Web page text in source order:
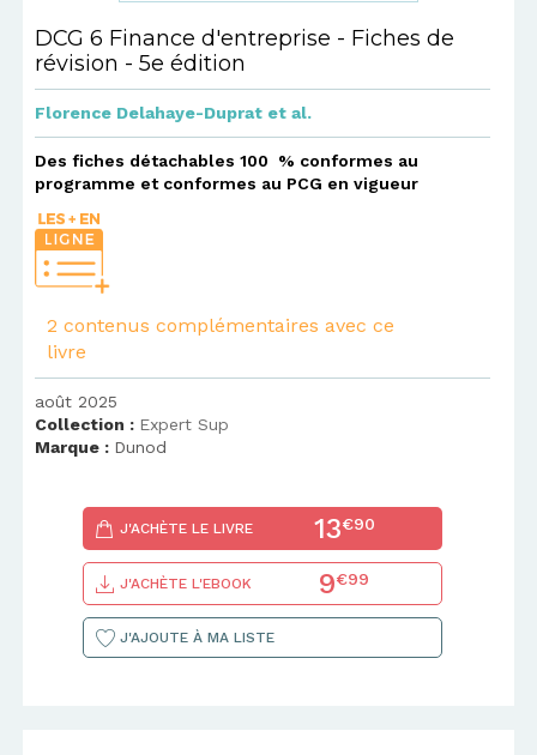
DCG 6 Finance d'entreprise - Fiches de
révision - 5e édition
Florence Delahaye-Duprat et al.
Des fiches détachables 100 % conformes au
programme et conformes au PCG en vigueur
2 contenus complémentaires avec ce
livre
août 2025
Collection : Expert Sup
Marque : Dunod
J'ACHÈTE LE LIVRE 13€90
J'ACHÈTE L'EBOOK 9€99
J'AJOUTE À MA LISTE